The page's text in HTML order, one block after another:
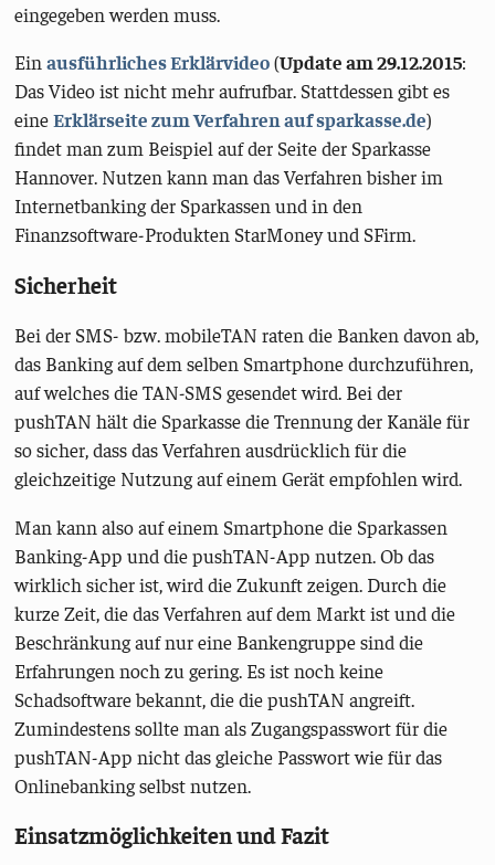
eingegeben werden muss.
Einausführliches Erklärvideo(Update am 29.12.2015:
Das Video ist nicht mehr aufrufbar. Stattdessen gibt es
eineErklärseite zum Verfahren auf sparkasse.de)
findet man zum Beispiel auf der Seite der Sparkasse
Hannover. Nutzen kann man das Verfahren bisher im
Internetbanking der Sparkassen und in den
Finanzsoftware-Produkten StarMoney und SFirm.
Sicherheit
Bei der SMS- bzw. mobileTAN raten die Banken davon ab,
das Banking auf dem selben Smartphone durchzuführen,
auf welches die TAN-SMS gesendet wird. Bei der
pushTAN hält die Sparkasse die Trennung der Kanäle für
so sicher, dass das Verfahren ausdrücklich für die
gleichzeitige Nutzung auf einem Gerät empfohlen wird.
Man kann also auf einem Smartphone die Sparkassen
Banking-App und die pushTAN-App nutzen. Ob das
wirklich sicher ist, wird die Zukunft zeigen. Durch die
kurze Zeit, die das Verfahren auf dem Markt ist und die
Beschränkung auf nur eine Bankengruppe sind die
Erfahrungen noch zu gering. Es ist noch keine
Schadsoftware bekannt, die die pushTAN angreift.
Zumindestens sollte man als Zugangspasswort für die
pushTAN-App nicht das gleiche Passwort wie für das
Onlinebanking selbst nutzen.
Einsatzmöglichkeiten und Fazit